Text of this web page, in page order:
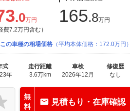
.0万円
費7.2万円含む）
165.8万円
この車種の相場価格 （平均本体価格：172.0万円）
式
年
走行距離
3.6万km
車検
2026年12月
修復歴
なし
無
料
見積もり・在庫確認